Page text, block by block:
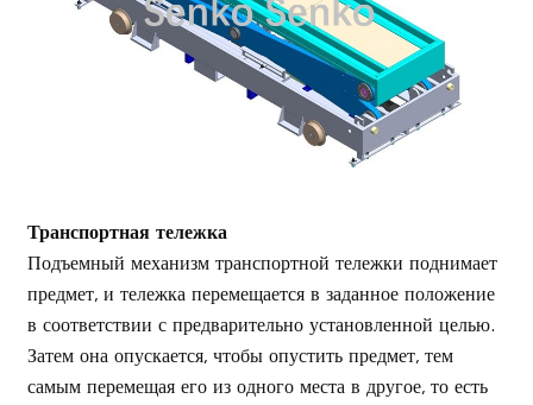
Транспортная тележка
Подъемный механизм транспортной тележки поднимает
предмет, и тележка перемещается в заданное положение
в соответствии с предварительно установленной целью.
Затем она опускается, чтобы опустить предмет, тем
самым перемещая его из одного места в другое, то есть